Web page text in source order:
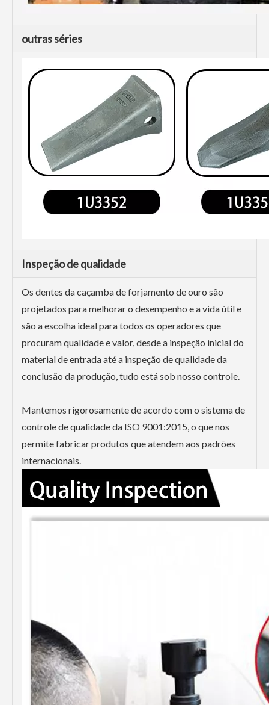
outras séries
Inspeção de qualidade
Os dentes da caçamba de forjamento de ouro são
projetados para melhorar o desempenho e a vida útil e
são a escolha ideal para todos os operadores que
procuram qualidade e valor, desde a inspeção inicial do
material de entrada até a inspeção de qualidade da
conclusão da produção, tudo está sob nosso controle.
Mantemos rigorosamente de acordo com o sistema de
controle de qualidade da ISO 9001:2015, o que nos
permite fabricar produtos que atendem aos padrões
internacionais.